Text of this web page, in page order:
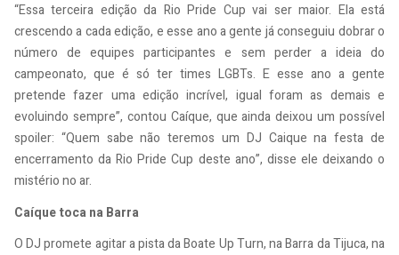
“Essa terceira edição da Rio Pride Cup vai ser maior. Ela está
crescendo a cada edição, e esse ano a gente já conseguiu dobrar o
número de equipes participantes e sem perder a ideia do
campeonato, que é só ter times LGBTs. E esse ano a gente
pretende fazer uma edição incrível, igual foram as demais e
evoluindo sempre”, contou Caíque, que ainda deixou um possível
spoiler: “Quem sabe não teremos um DJ Caique na festa de
encerramento da Rio Pride Cup deste ano”, disse ele deixando o
mistério no ar.
Caíque toca na Barra
O DJ promete agitar a pista da Boate Up Turn, na Barra da Tijuca, na